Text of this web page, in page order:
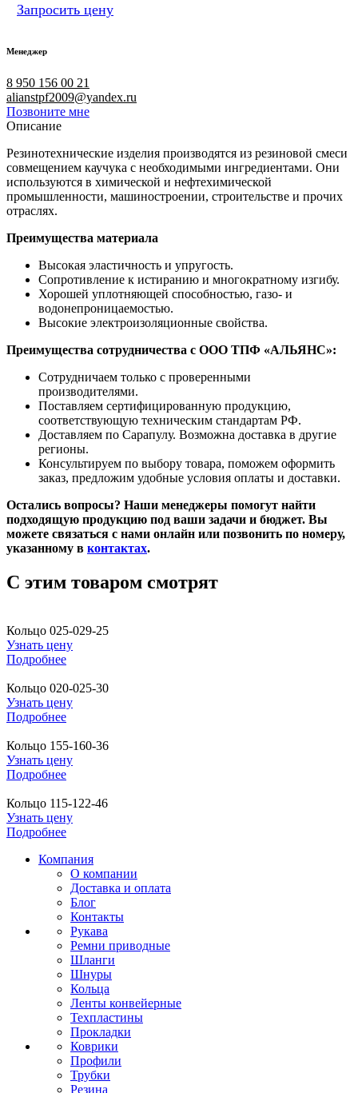
Запросить цену
Менеджер
8 950 156 00 21
alianstpf2009@yandex.ru
Позвоните мне
Описание
Резинотехнические изделия производятся из резиновой смеси
совмещением каучука с необходимыми ингредиентами. Они
используются в химической и нефтехимической
промышленности, машиностроении, строительстве и прочих
отраслях.
Преимущества материала
Высокая эластичность и упругость.
Сопротивление к истиранию и многократному изгибу.
Хорошей уплотняющей способностью, газо- и
водонепроницаемостью.
Высокие электроизоляционные свойства.
Преимущества сотрудничества с ООО ТПФ «АЛЬЯНС»:
Сотрудничаем только с проверенными
производителями.
Поставляем сертифицированную продукцию,
соответствующую техническим стандартам РФ.
Доставляем по Сарапулу. Возможна доставка в другие
регионы.
Консультируем по выбору товара, поможем оформить
заказ, предложим удобные условия оплаты и доставки.
Остались вопросы? Наши менеджеры помогут найти
подходящую продукцию под ваши задачи и бюджет. Вы
можете связаться с нами онлайн или позвонить по номеру,
указанному в контактах.
C этим товаром смотрят
Кольцо 025-029-25
Узнать цену
Подробнее
Кольцо 020-025-30
Узнать цену
Подробнее
Кольцо 155-160-36
Узнать цену
Подробнее
Кольцо 115-122-46
Узнать цену
Подробнее
Компания
О компании
Доставка и оплата
Блог
Контакты
Рукава
Ремни приводные
Шланги
Шнуры
Кольца
Ленты конвейерные
Техпластины
Прокладки
Коврики
Профили
Трубки
Резина